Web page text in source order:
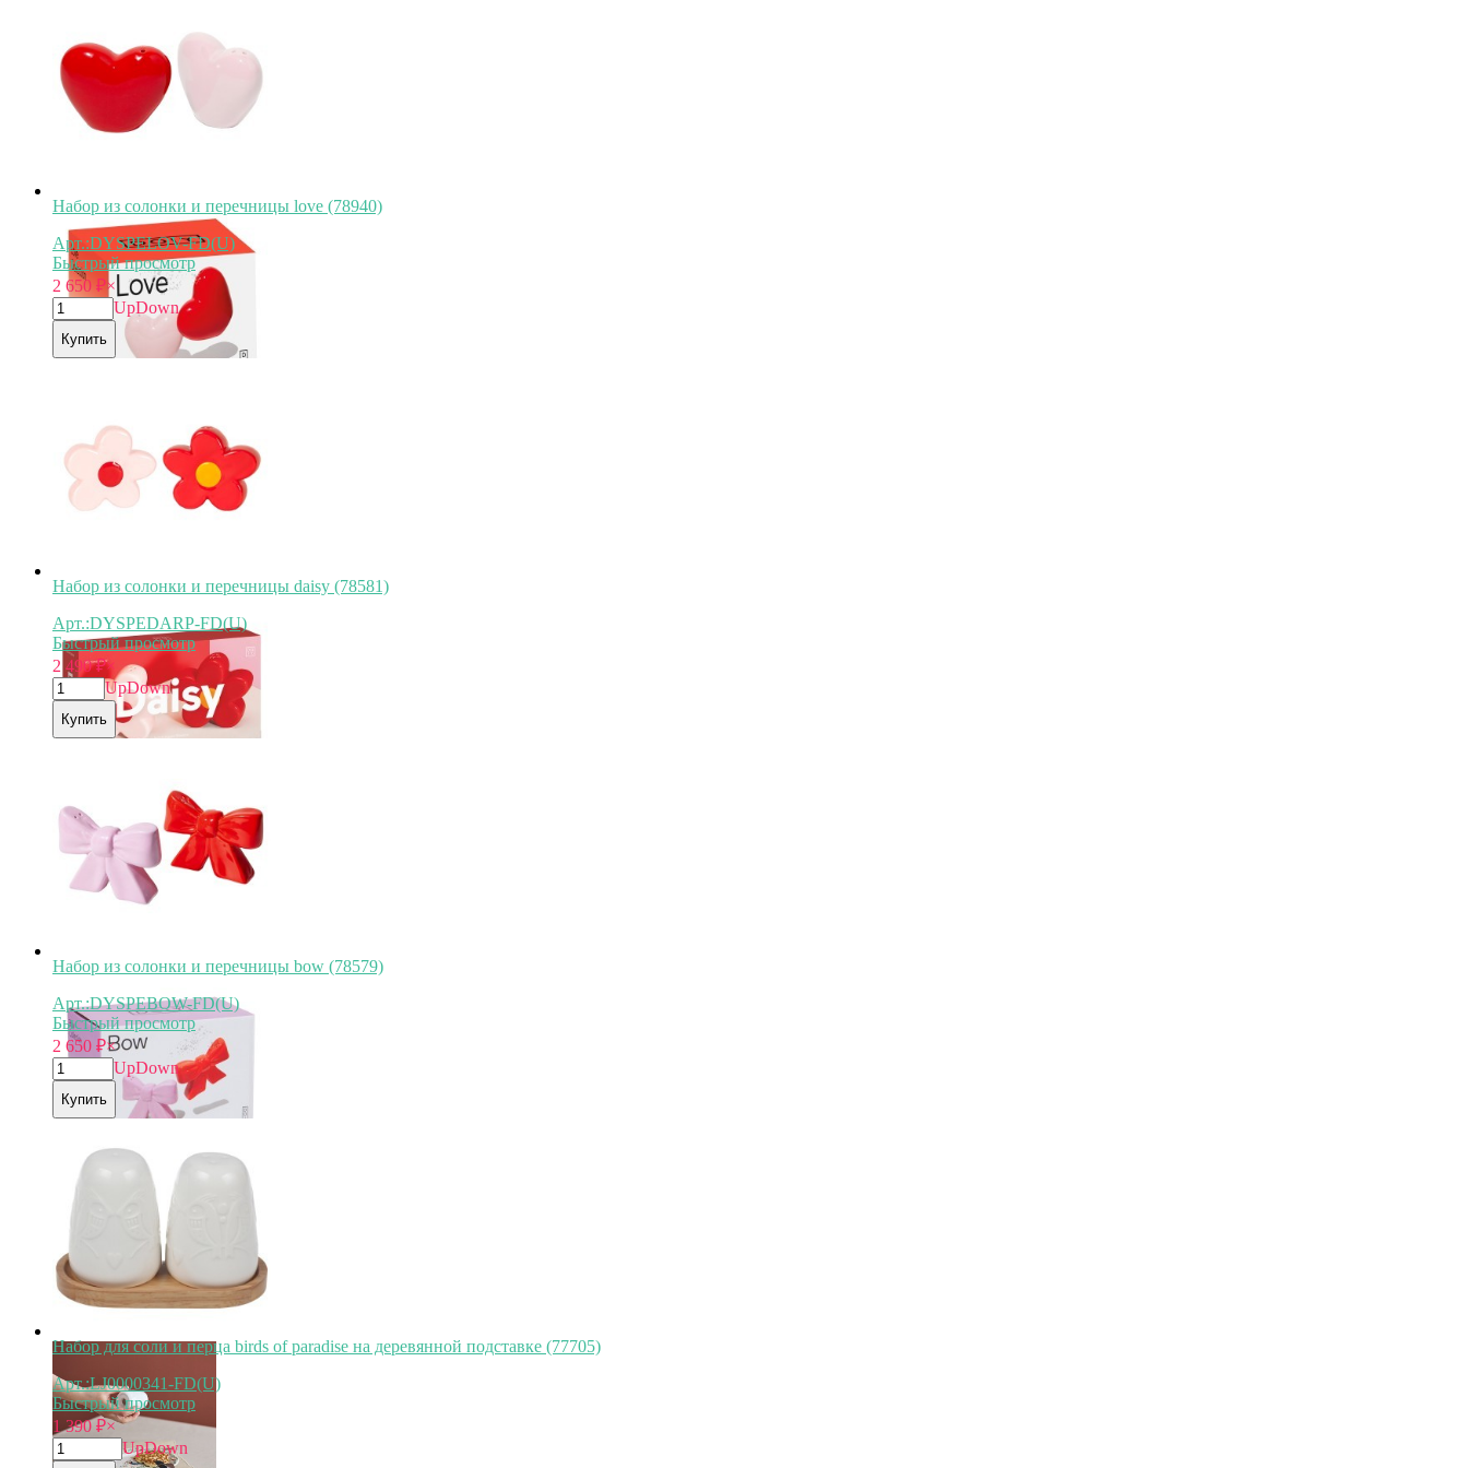
Набор из солонки и перечницы love (78940)
Арт.:DYSPELOV-FD(U)
Быстрый просмотр
2 650 ₽×
UpDown
Купить
Набор из солонки и перечницы daisy (78581)
Арт.:DYSPEDARP-FD(U)
Быстрый просмотр
2 490₽×
UpDown
Купить
Набор из солонки и перечницы bow (78579)
Арт.:DYSPEBOW-FD(U)
Быстрый просмотр
2 650 ₽×
UpDown
Купить
Набор для соли и перца birds of paradise на деревянной подставке (77705)
Арт.:LJ0000341-FD(U)
Быстрый просмотр
1 390₽×
UpDown